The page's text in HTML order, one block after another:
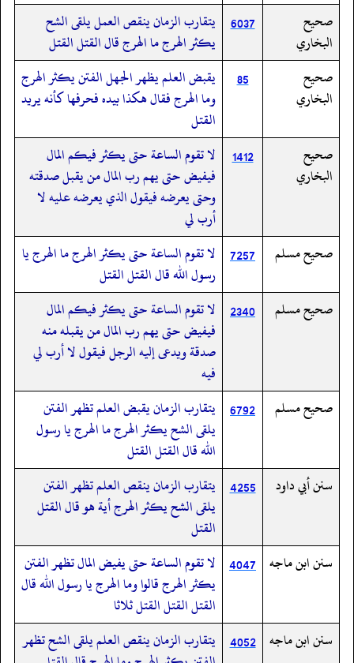
صحيح
البخاري
6037
يتقارب الزمان ينقص العمل يلقى الشح
يكثر الهرج ما الهرج قال القتل القتل
صحيح
البخاري
85
يقبض العلم يظهر الجهل الفتن يكثر الهرج
وما الهرج فقال هكذا بيده فحرفها كأنه يريد
القتل
صحيح
البخاري
1412
لا تقوم الساعة حتى يكثر فيكم المال
فيفيض حتى يهم رب المال من يقبل صدقته
وحتى يعرضه فيقول الذي يعرضه عليه لا
أرب لي
صحيح مسلم
7257 لا تقوم الساعة حتى يكثر الهرج ما الهرج يا
رسول الله قال القتل القتل
صحيح مسلم
2340 لا تقوم الساعة حتى يكثر فيكم المال
فيفيض حتى يهم رب المال من يقبله منه
صدقة ويدعى إليه الرجل فيقول لا أرب لي
فيه
صحيح مسلم
6792 يتقارب الزمان يقبض العلم تظهر الفتن
يلقى الشح يكثر الهرج ما الهرج يا رسول
الله قال القتل القتل
سنن أبي داود
4255 يتقارب الزمان ينقص العلم تظهر الفتن
يلقى الشح يكثر الهرج أية هو قال القتل
القتل
سنن ابن ماجه 4047 لا تقوم الساعة حتى يفيض المال تظهر الفتن
يكثر الهرج قالوا وما الهرج يا رسول الله قال
القتل القتل القتل ثلاثا
سنن ابن ماجه 4052 يتقارب الزمان ينقص العلم يلقى الشح تظهر